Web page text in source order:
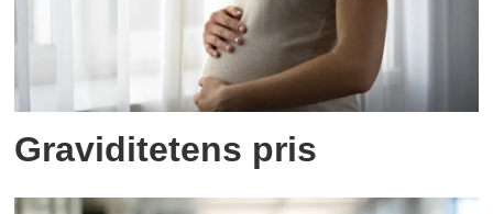
Graviditetens pris